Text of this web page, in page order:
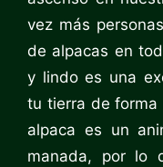
vez más
de alpacas en
y lindo es una
tu tierra de forma
alpaca es un
manada, por lo